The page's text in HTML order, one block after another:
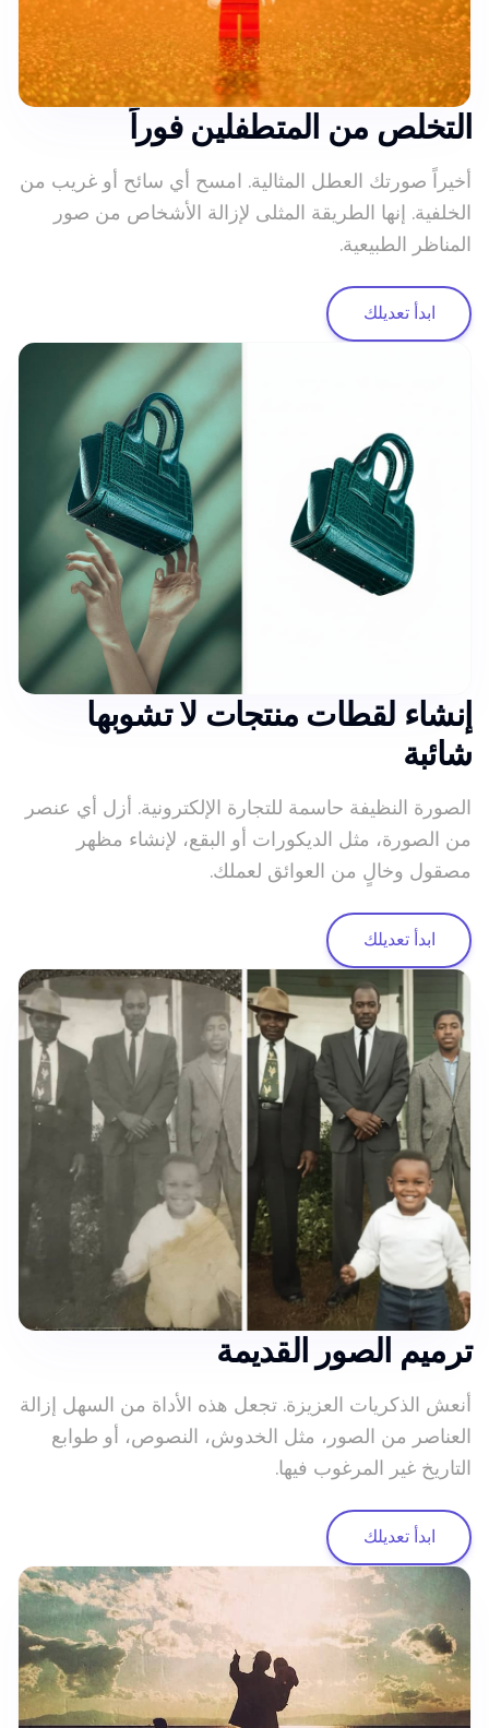
التخلص من المتطفلين فوراً
أخيراً صورتك العطل المثالية. امسح أي سائح أو غريب من
الخلفية. إنها الطريقة المثلى لإزالة الأشخاص من صور
المناظر الطبيعية.
ابدأ تعديلك
إنشاء لقطات منتجات لا تشوبها
شائبة
الصورة النظيفة حاسمة للتجارة الإلكترونية. أزل أي عنصر
من الصورة، مثل الديكورات أو البقع، لإنشاء مظهر
مصقول وخالٍ من العوائق لعملك.
ابدأ تعديلك
ترميم الصور القديمة
أنعش الذكريات العزيزة. تجعل هذه الأداة من السهل إزالة
العناصر من الصور، مثل الخدوش، النصوص، أو طوابع
التاريخ غير المرغوب فيها.
ابدأ تعديلك